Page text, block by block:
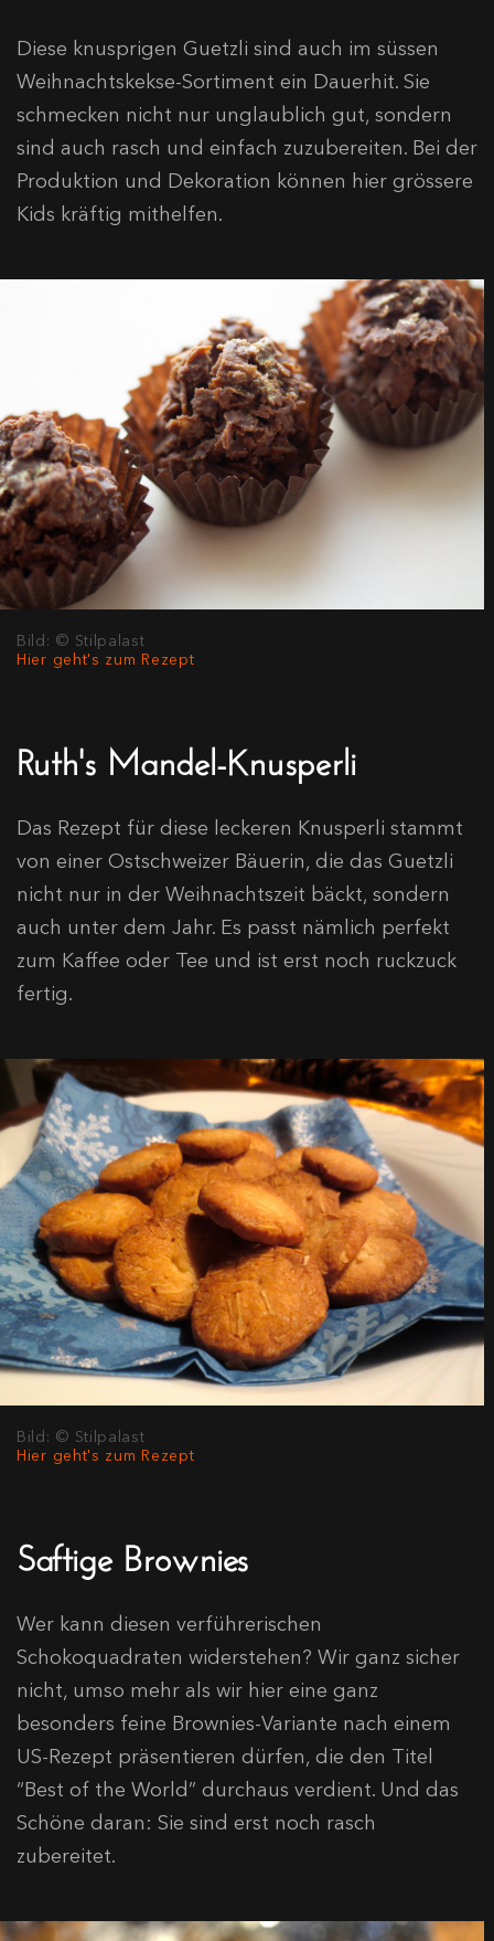
Diese knusprigen Guetzli sind auch im süssen
Weihnachtskekse-Sortiment ein Dauerhit. Sie
schmecken nicht nur unglaublich gut, sondern
sind auch rasch und einfach zuzubereiten. Bei der
Produktion und Dekoration können hier grössere
Kids kräftig mithelfen.
Bild: © Stilpalast
Hier geht's zum Rezept
Ruth's Mandel-Knusperli
Das Rezept für diese leckeren Knusperli stammt
von einer Ostschweizer Bäuerin, die das Guetzli
nicht nur in der Weihnachtszeit bäckt, sondern
auch unter dem Jahr. Es passt nämlich perfekt
zum Kaffee oder Tee und ist erst noch ruckzuck
fertig.
Bild: © Stilpalast
Hier geht's zum Rezept
Saftige Brownies
Wer kann diesen verführerischen
Schokoquadraten widerstehen? Wir ganz sicher
nicht, umso mehr als wir hier eine ganz
besonders feine Brownies-Variante nach einem
US-Rezept präsentieren dürfen, die den Titel
“Best of the World” durchaus verdient. Und das
Schöne daran: Sie sind erst noch rasch
zubereitet.